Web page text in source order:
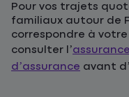
Pour vos trajets
familiaux autour de
correspondre à
consulter l’
d’assurance avant